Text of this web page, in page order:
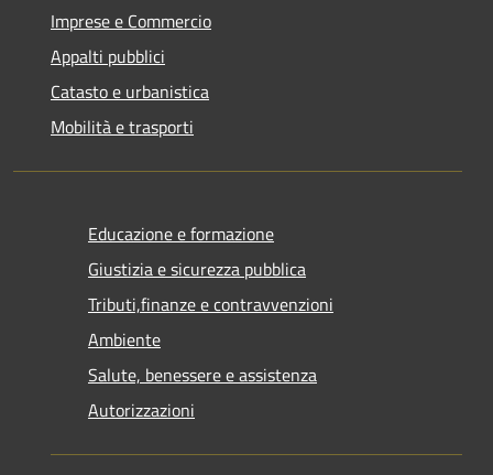
Imprese e Commercio
Appalti pubblici
Catasto e urbanistica
Mobilità e trasporti
Educazione e formazione
Giustizia e sicurezza pubblica
Tributi,finanze e contravvenzioni
Ambiente
Salute, benessere e assistenza
Autorizzazioni